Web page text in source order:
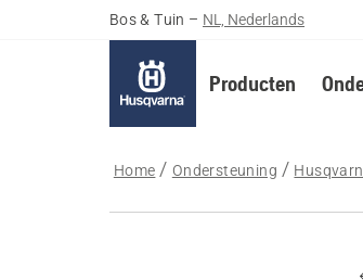
Bos & Tuin – NL, Nederlands
Producten
Home Ondersteuning